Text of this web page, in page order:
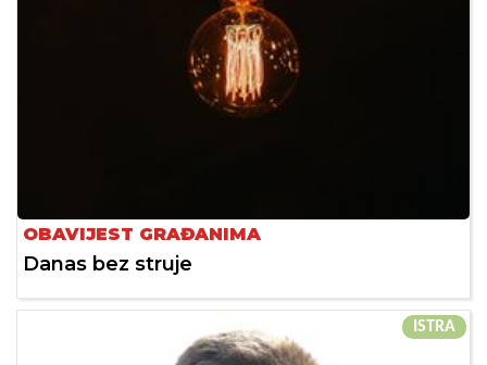
OBAVIJEST GRAĐANIMA
Danas bez struje
ISTRA